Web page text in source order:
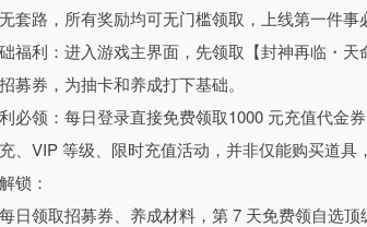
0.1折日送1千）游戏亮点
天花板：永久 0.1 折全商城覆盖，每日登录白送
异化优势，游戏开启全行业少有的全商城永久
、顶级特权、限时礼包全按 0.1 折计价，原价
套路，所有奖励均可无门槛领取，上线第一件事
福利：进入游戏主界面，先领取【封神再临・
募券，为抽卡和养成打下基础。
必领：每日登录直接免费领取1000 元充值代金
、VIP 等级、限时充值活动，并非仅能购买道具
锁：
日领取招募券、养成材料，第 7 天免费领自选